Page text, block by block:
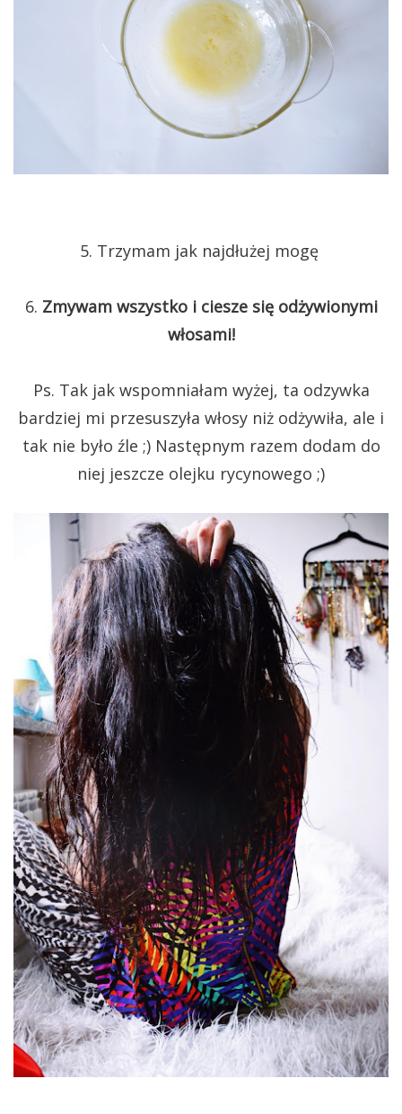
5. Trzymam jak najdłużej mogę
6. Zmywam wszystko i ciesze się odżywionymi
włosami!
Ps. Tak jak wspomniałam wyżej, ta odzywka
bardziej mi przesuszyła włosy niż odżywiła, ale i
tak nie było źle ;) Następnym razem dodam do
niej jeszcze olejku rycynowego ;)